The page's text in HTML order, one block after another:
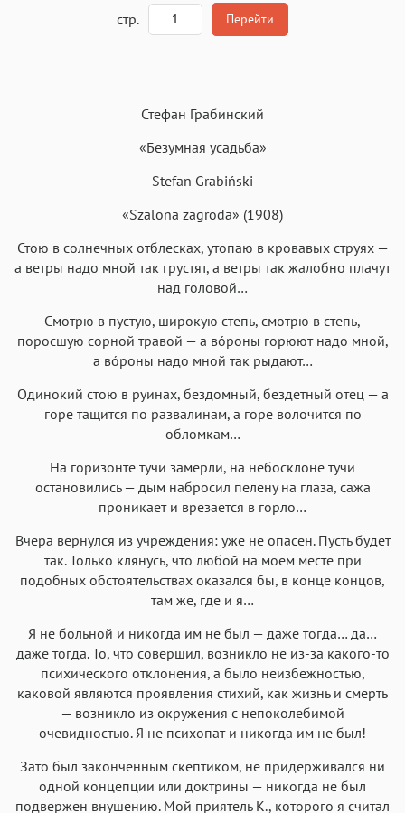
Аа
Garamond
Аа
Аа Аа Аа Аа
Аа Аа
Arial Аа
Georgia
Аа
Аа
Courier
Аа
Courier New
Аа
Menlo
Аа
SF Mono
стр. Перейти
Стефан Грабинский
«Безумная усадьба»
Stefan Grabiński
«Szalona zagroda» (1908)
Стою в солнечных отблесках, утопаю в кровавых струях —
а ветры надо мной так грустят, а ветры так жалобно плачут
над головой…
Смотрю в пустую, широкую степь, смотрю в степь,
поросшую сорной травой — а вóроны горюют надо мной,
а вóроны надо мной так рыдают…
Одинокий стою в руинах, бездомный, бездетный отец — а
горе тащится по развалинам, а горе волочится по
обломкам…
На горизонте тучи замерли, на небосклоне тучи
остановились — дым набросил пелену на глаза, сажа
проникает и врезается в горло…
Вчера вернулся из учреждения: уже не опасен. Пусть будет
так. Только клянусь, что любой на моем месте при
подобных обстоятельствах оказался бы, в конце концов,
там же, где и я…
Я не больной и никогда им не был — даже тогда… да…
даже тогда. То, что совершил, возникло не из-за какого-то
психического отклонения, а было неизбежностью,
каковой являются проявления стихий, как жизнь и смерть
— возникло из окружения с непоколебимой
очевидностью. Я не психопат и никогда им не был!
Зато был законченным скептиком, не придерживался ни
одной концепции или доктрины — никогда не был
подвержен внушению. Мой приятель К., которого я считал